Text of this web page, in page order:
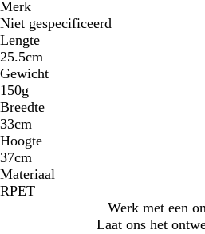
Merk
Niet gespecificeerd
Lengte
25.5cm
Gewicht
150g
Breedte
33cm
Hoogte
37cm
Materiaal
RPET
Werk met een
Laat ons het